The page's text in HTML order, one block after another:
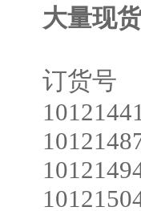
大量现
订货